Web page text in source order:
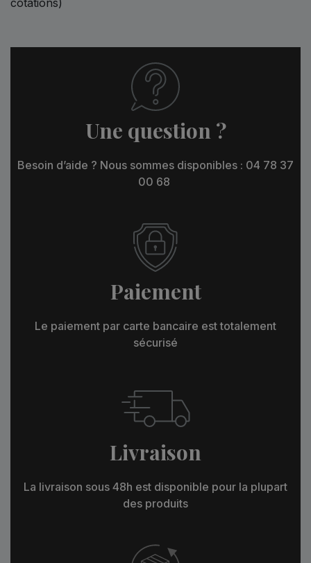
Une question ?
Besoin d’aide ? Nous sommes disponibles : 04 78 37
00 68
Paiement
Le paiement par carte bancaire est totalement
sécurisé
Livraison
La livraison sous 48h est disponible pour la plupart
des produits